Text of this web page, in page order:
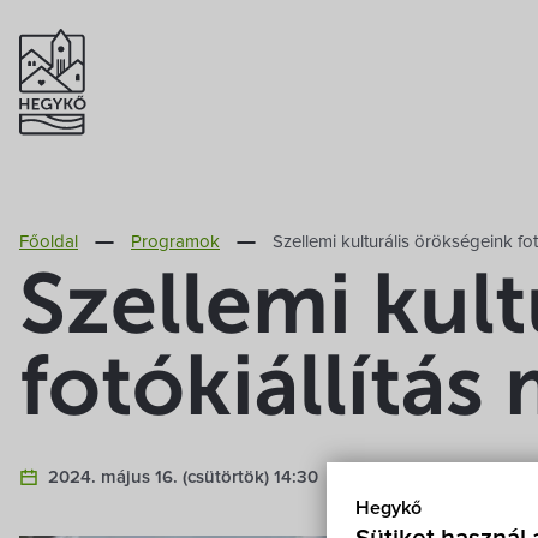
Hegykő
Főoldal Programok Szellemi kulturális örökségeink
Szellemi
fotókiállítás
2024. május 16. (csütörtök) 14:30